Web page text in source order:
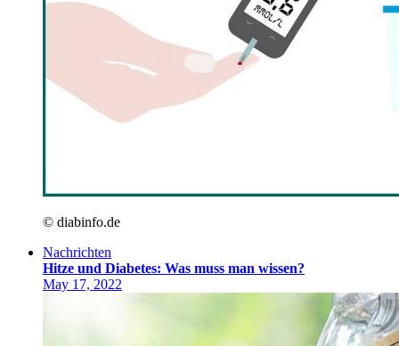
© diabinfo.de
Nachrichten
Hitze und Diabetes: Was muss man wissen?
May 17, 2022